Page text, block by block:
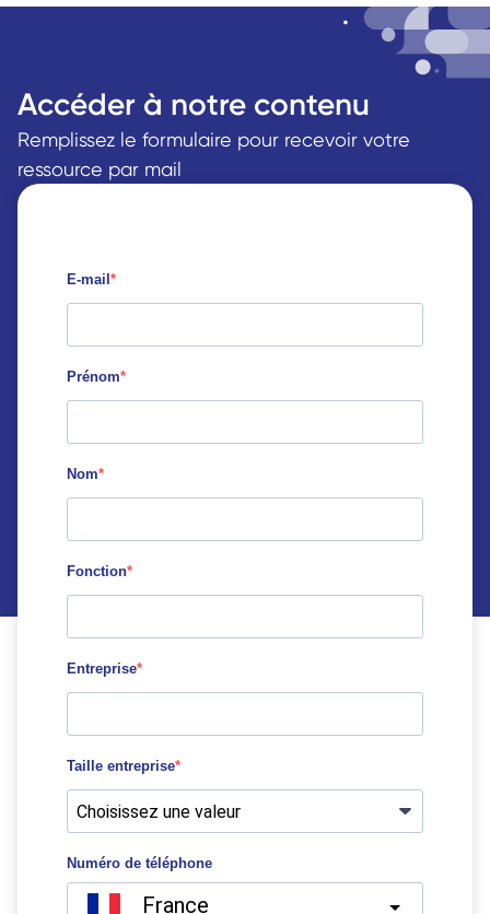
Accéder à notre contenu
Remplissez le formulaire pour recevoir votre
ressource par mail